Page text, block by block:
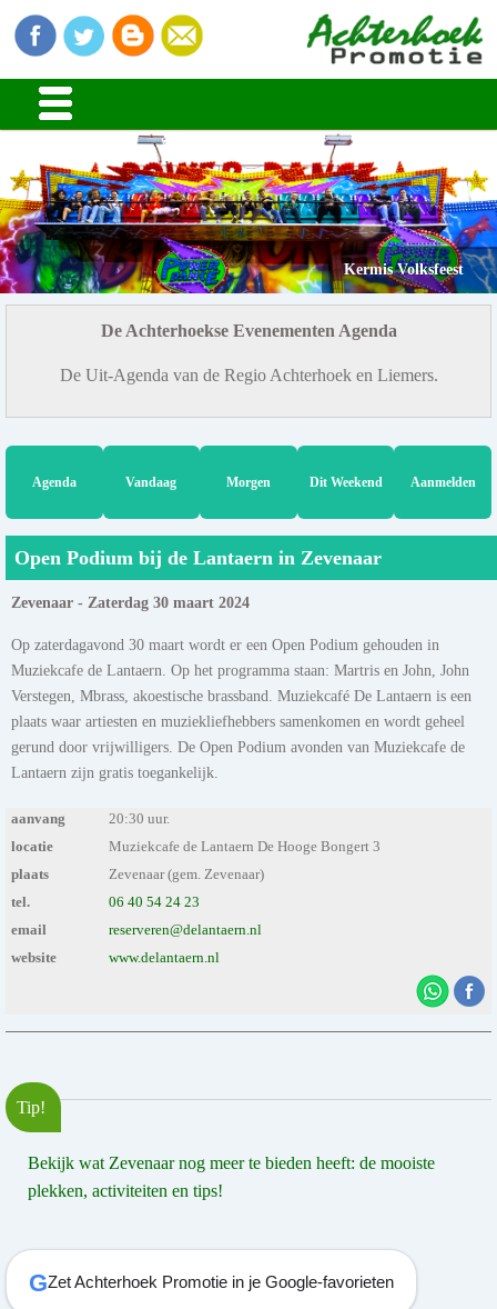
Kermis Volksfeest
De Achterhoekse Evenementen Agenda
De Uit-Agenda van de Regio Achterhoek en Liemers.
Agenda Vandaag Morgen Dit Weekend Aanmelden
Open Podium bij de Lantaern in Zevenaar
Zevenaar - Zaterdag 30 maart 2024
Op zaterdagavond 30 maart wordt er een Open Podium gehouden in
Muziekcafe de Lantaern. Op het programma staan: Martris en John, John
Verstegen, Mbrass, akoestische brassband. Muziekcafé De Lantaern is een
plaats waar artiesten en muziekliefhebbers samenkomen en wordt geheel
gerund door vrijwilligers. De Open Podium avonden van Muziekcafe de
Lantaern zijn gratis toegankelijk.
aanvang
20:30 uur.
locatie
Muziekcafe de Lantaern De Hooge Bongert 3
plaats
Zevenaar (gem. Zevenaar)
tel.
06 40 54 24 23
email
reserveren@delantaern.nl
website
www.delantaern.nl
Tip!
Bekijk wat Zevenaar nog meer te bieden heeft: de mooiste
plekken, activiteiten en tips!
GZet Achterhoek Promotie in je Google-favorieten